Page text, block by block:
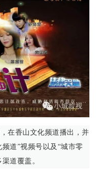
在香山文化频道播出，并
道”视频号以及“城市零
道覆盖。